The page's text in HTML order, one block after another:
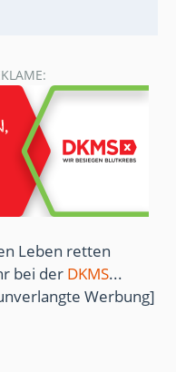
Leben retten
bei der DKMS...
Werbung]